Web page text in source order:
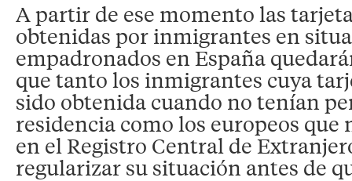
A partir de ese momento las
obtenidas por inmigrantes en
empadronados en España
que tanto los inmigrantes cuya
sido obtenida cuando no tenían
residencia como los europeos que
en el Registro Central de
regularizar su situación antes de